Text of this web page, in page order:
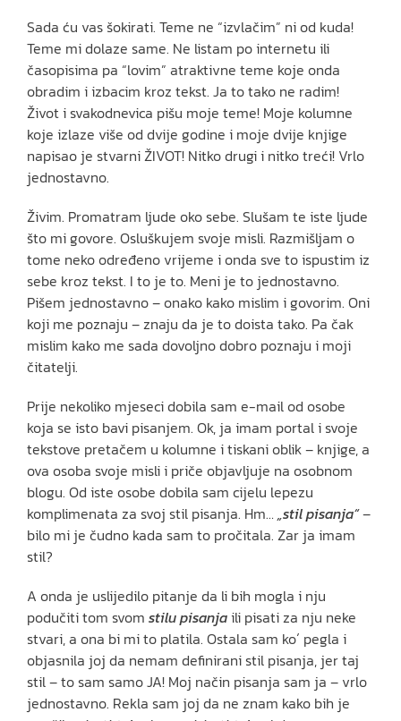
Sada ću vas šokirati. Teme ne “izvlačim” ni od kuda!
Teme mi dolaze same. Ne listam po internetu ili
časopisima pa “lovim” atraktivne teme koje onda
obradim i izbacim kroz tekst. Ja to tako ne radim!
Život i svakodnevica pišu moje teme! Moje kolumne
koje izlaze više od dvije godine i moje dvije knjige
napisao je stvarni ŽIVOT! Nitko drugi i nitko treći! Vrlo
jednostavno.
Živim. Promatram ljude oko sebe. Slušam te iste ljude
što mi govore. Osluškujem svoje misli. Razmišljam o
tome neko određeno vrijeme i onda sve to ispustim iz
sebe kroz tekst. I to je to. Meni je to jednostavno.
Pišem jednostavno – onako kako mislim i govorim. Oni
koji me poznaju – znaju da je to doista tako. Pa čak
mislim kako me sada dovoljno dobro poznaju i moji
čitatelji.
Prije nekoliko mjeseci dobila sam e-mail od osobe
koja se isto bavi pisanjem. Ok, ja imam portal i svoje
tekstove pretačem u kolumne i tiskani oblik – knjige, a
ova osoba svoje misli i priče objavljuje na osobnom
blogu. Od iste osobe dobila sam cijelu lepezu
komplimenata za svoj stil pisanja. Hm… „stil pisanja“–
bilo mi je čudno kada sam to pročitala. Zar ja imam
stil?
A onda je uslijedilo pitanje da li bih mogla i nju
podučiti tom svom stilu pisanjaili pisati za nju neke
stvari, a ona bi mi to platila. Ostala sam ko´ pegla i
objasnila joj da nemam definirani stil pisanja, jer taj
stil – to sam samo JA! Moj način pisanja sam ja – vrlo
jednostavno. Rekla sam joj da ne znam kako bih je